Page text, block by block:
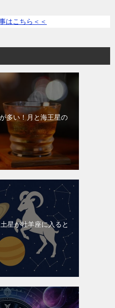
はこちら＜＜
多い！月と海王星の
星が牡羊座に入ると